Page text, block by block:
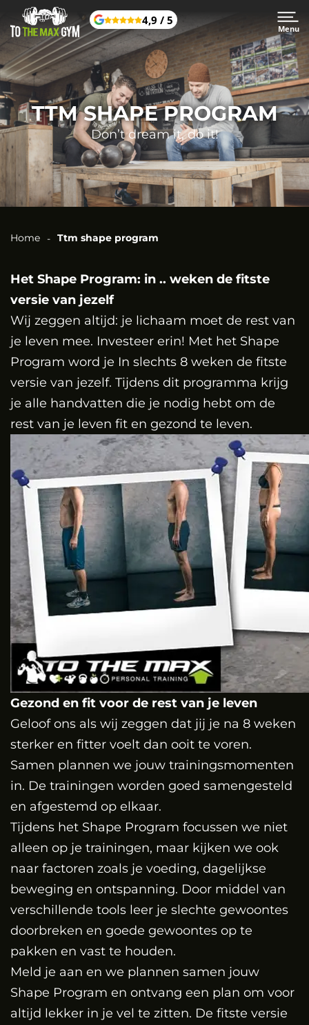
Menu
4,9 / 5
TTM SHAPE PROGRAM
Don’t dream it, do it!
Home Ttm shape program
Het Shape Program: in .. weken de fitste
versie van jezelf
Wij zeggen altijd: je lichaam moet de rest van
je leven mee. Investeer erin! Met het Shape
Program word je In slechts 8 weken de fitste
versie van jezelf. Tijdens dit programma krijg
je alle handvatten die je nodig hebt om de
rest van je leven fit en gezond te leven.
Gezond en fit voor de rest van je leven
Geloof ons als wij zeggen dat jij je na 8 weken
sterker en fitter voelt dan ooit te voren.
Samen plannen we jouw trainingsmomenten
in. De trainingen worden goed samengesteld
en afgestemd op elkaar.
Tijdens het Shape Program focussen we niet
alleen op je trainingen, maar kijken we ook
naar factoren zoals je voeding, dagelijkse
beweging en ontspanning. Door middel van
verschillende tools leer je slechte gewoontes
doorbreken en goede gewoontes op te
pakken en vast te houden.
Meld je aan en we plannen samen jouw
Shape Program en ontvang een plan om voor
altijd lekker in je vel te zitten. De fitste versie